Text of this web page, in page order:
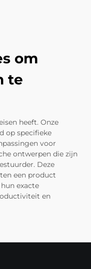
om
te
heeft. Onze
op specifieke
voor
ontwerpen die zijn
Deze
een product
exacte
en